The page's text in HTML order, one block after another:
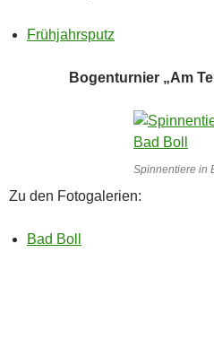
Frühjahrsputz
Bogenturnier „Am
Spinnentiere in
Zu den Fotogalerien:
Bad Boll